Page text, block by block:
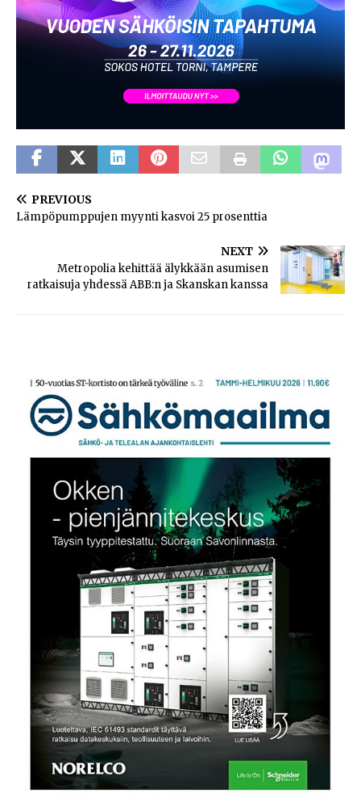
PREVIOUS
Lämpöpumppujen myynti kasvoi 25 prosenttia
NEXT
Metropolia kehittää älykkään asumisen
ratkaisuja yhdessä ABB:n ja Skanskan kanssa